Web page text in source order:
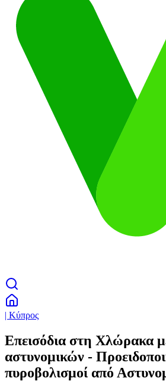
| Κύπρος
Eπεισόδια στη Χλώρακα
αστυνομικών -
πυροβολισμοί από